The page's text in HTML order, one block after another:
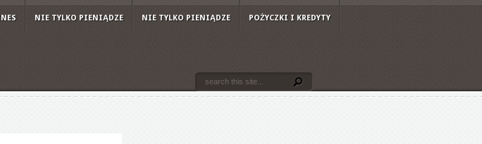
NIE TYLKO PIENIĄDZE NIE TYLKO PIENIĄDZE POŻYCZKI I KREDYTY